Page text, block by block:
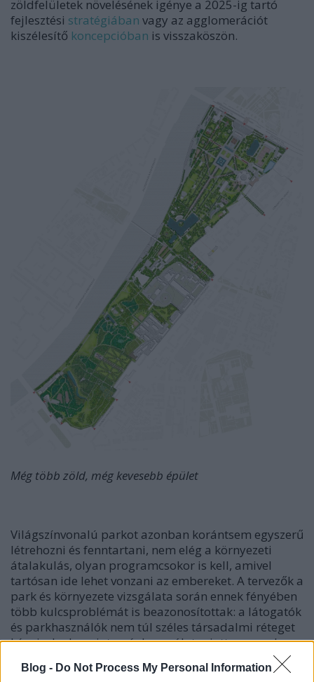
Blog - Do Not Process My Personal Information
zöldfelületek növelésének igénye a 2025-ig tartó
fejlesztési stratégiában vagy az agglomerációt
kiszélesítő koncepcióban is visszaköszön.
Még több zöld, még kevesebb épület
Világszínvonalú parkot azonban korántsem egyszerű
létrehozni és fenntartani, nem elég a környezeti
átalakulás, olyan programcsokor is kell, amivel
tartósan ide lehet vonzani az embereket. A tervezők a
park és környezete vizsgálata során ennek fényében
több kulcsproblémát is beazonosítottak: a látogatók
és parkhasználók nem túl széles társadalmi réteget
képviselnek, az intenzív használat miatt nemcsak a
természet sérült, de a kiaknázható funkciók száma is
csökkent, amihez nagyban hozzájárult az is, hogy a